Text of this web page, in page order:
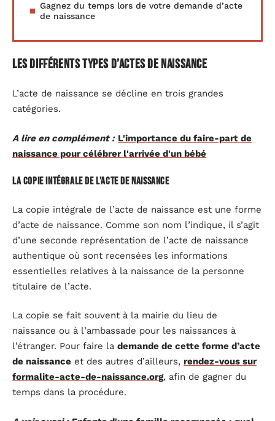
Gagnez du temps lors de votre demande d’acte
de naissance
Les différents types d’actes de naissance
L’acte de naissance se décline en trois grandes
catégories.
A lire en complément : L'importance du faire-part de
naissance pour célébrer l'arrivée d'un bébé
La copie intégrale de l’acte de naissance
La copie intégrale de l’acte de naissance est une forme
d’acte de naissance. Comme son nom l’indique, il s’agit
d’une seconde représentation de l’acte de naissance
authentique où sont recensées les informations
essentielles relatives à la naissance de la personne
titulaire de l’acte.
La copie se fait souvent à la mairie du lieu de
naissance ou à l’ambassade pour les naissances à
l’étranger. Pour faire la demande de cette forme d’acte
de naissance et des autres d’ailleurs, rendez-vous sur
formalite-acte-de-naissance.org, afin de gagner du
temps dans la procédure.